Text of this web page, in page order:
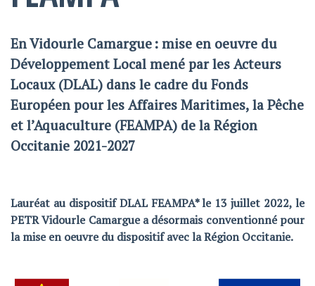
En Vidourle Camargue : mise en oeuvre du
Développement Local mené par les Acteurs
Locaux (DLAL) dans le cadre du Fonds
Européen pour les Affaires Maritimes, la Pêche
et l’Aquaculture (FEAMPA) de la Région
Occitanie 2021-2027
Lauréat au dispositif DLAL FEAMPA* le 13 juillet 2022, le
PETR Vidourle Camargue a désormais conventionné pour
la mise en oeuvre du dispositif avec la Région Occitanie.